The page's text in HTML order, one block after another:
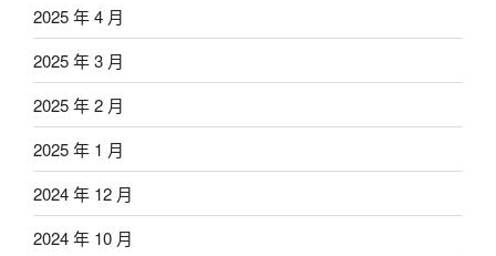
2025 年 4 月
2025 年 3 月
2025 年 2 月
2025 年 1 月
2024 年 12 月
2024 年 10 月